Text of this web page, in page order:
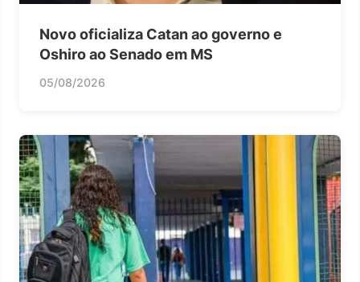
Novo oficializa Catan ao governo e
Oshiro ao Senado em MS
05/08/2026